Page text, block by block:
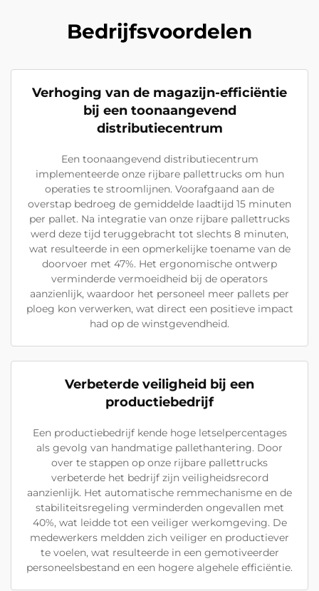
Bedrijfsvoordelen
Verhoging van de magazijn-efficiëntie
bij een toonaangevend
distributiecentrum
Een toonaangevend distributiecentrum
implementeerde onze rijbare pallettrucks om hun
operaties te stroomlijnen. Voorafgaand aan de
overstap bedroeg de gemiddelde laadtijd 15 minuten
per pallet. Na integratie van onze rijbare pallettrucks
werd deze tijd teruggebracht tot slechts 8 minuten,
wat resulteerde in een opmerkelijke toename van de
doorvoer met 47%. Het ergonomische ontwerp
verminderde vermoeidheid bij de operators
aanzienlijk, waardoor het personeel meer pallets per
ploeg kon verwerken, wat direct een positieve impact
had op de winstgevendheid.
Verbeterde veiligheid bij een
productiebedrijf
Een productiebedrijf kende hoge letselpercentages
als gevolg van handmatige pallethantering. Door
over te stappen op onze rijbare pallettrucks
verbeterde het bedrijf zijn veiligheidsrecord
aanzienlijk. Het automatische remmechanisme en de
stabiliteitsregeling verminderden ongevallen met
40%, wat leidde tot een veiliger werkomgeving. De
medewerkers meldden zich veiliger en productiever
te voelen, wat resulteerde in een gemotiveerder
personeelsbestand en een hogere algehele efficiëntie.